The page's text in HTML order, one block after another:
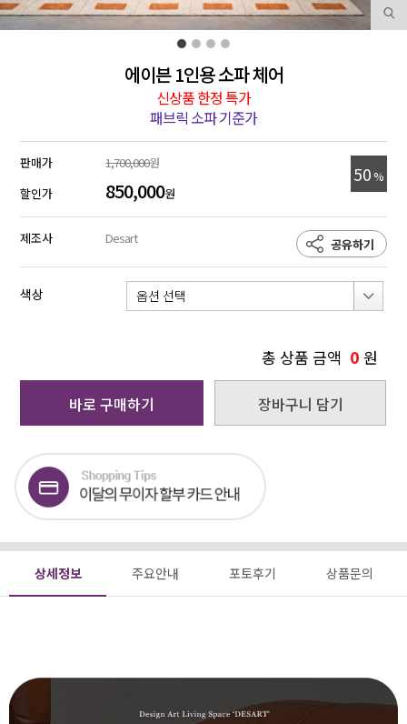
에이븐 1인용 소파 체어
신상품 한정 특가
패브릭 소파 기준가
50 %
판매가 1,700,000원
할인가
850,000원
공유하기
제조사 Desart
색상
총 상품 금액 0 원
바로 구매하기 장바구니 담기
상세정보 주요안내 포토후기 상품문의